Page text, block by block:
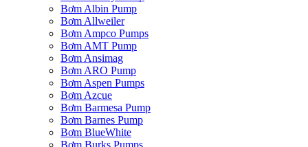
Bơm Albin Pump
Bơm Allweiler
Bơm Ampco Pumps
Bơm AMT Pump
Bơm Ansimag
Bơm ARO Pump
Bơm Aspen Pumps
Bơm Azcue
Bơm Barmesa Pump
Bơm Barnes Pump
Bơm BlueWhite
Bơm Burks Pumps